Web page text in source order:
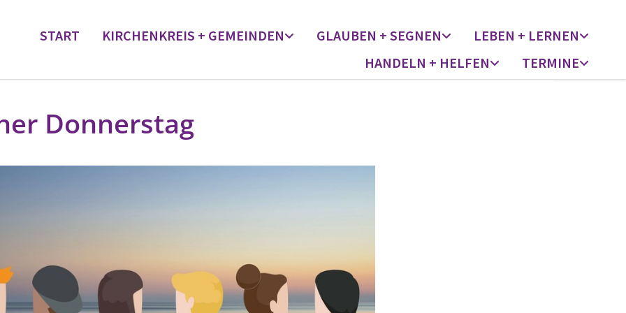
START KIRCHENKREIS + GEMEINDEN GLAUBEN + SEGNEN
LEBEN + LERNEN
HANDELN + HELFEN
TERMINE
Donnerstag